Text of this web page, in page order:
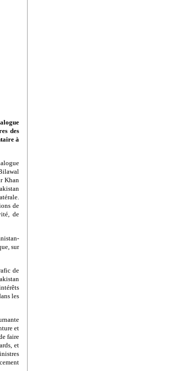
des
à
Khan
de
de
sur
de
les
et
faire
et